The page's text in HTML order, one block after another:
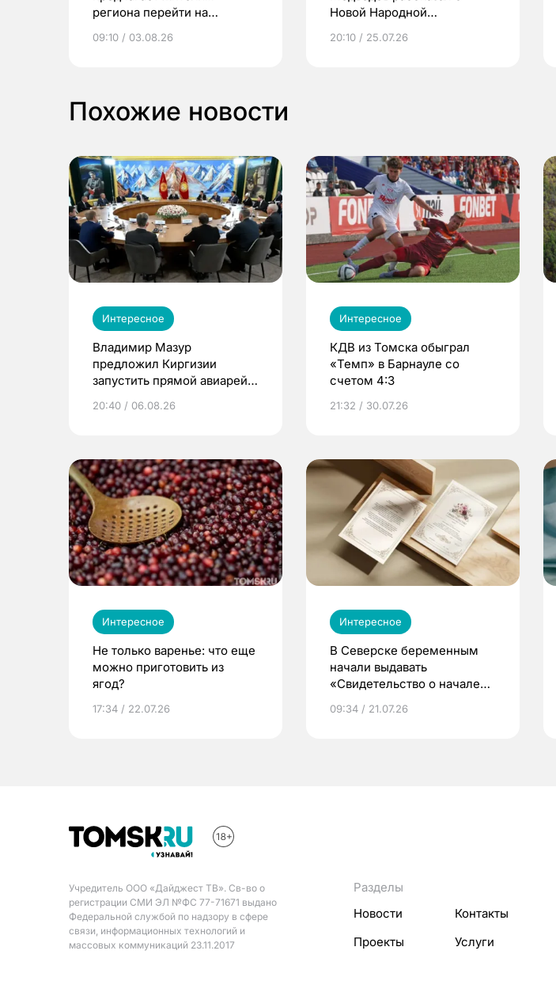
региона перейти на
выиграть призы
09:10 / 03.08.26
Новой Народной
20:10 / 25.07.26
Похожие новости
Интересное
Владимир Мазур
предложил Киргизии
запустить прямой авиарейс
20:40 / 06.08.26
Интересное
КДВ из Томска обыграл
«Темп» в Барнауле со
счетом 4:3
21:32 / 30.07.26
Интересное
Не только варенье: что еще
можно приготовить из
ягод?
17:34 / 22.07.26
Интересное
В Северске беременным
начали выдавать
«Свидетельство о начале
09:34 / 21.07.26
Учредитель ООО «Дайджест ТВ». Св-во о
регистрации СМИ ЭЛ №ФС 77-71671 выдано
Федеральной службой по надзору в сфере
связи, информационных технологий и
массовых коммуникаций 23.11.2017
Разделы
Новости
Контакты
Проекты
Услуги